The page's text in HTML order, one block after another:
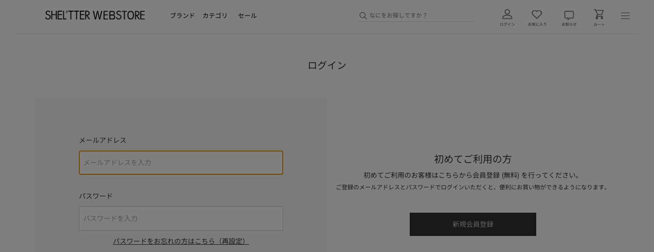
ブランド カテゴリ セール
ログイン
メールアドレス
パスワード
パスワードをお忘れの方はこちら（再設定）
初めてご利用の方
初めてご利用のお客様はこちらから会員登録 (無料) を行ってください。
ご登録のメールアドレスとパスワードでログインいただくと、便利にお買い物ができるようになります。